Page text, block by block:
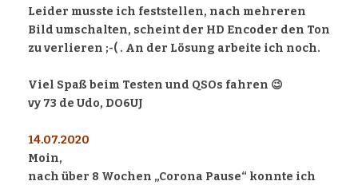
Leider musste ich feststellen, nach mehreren
Bild umschalten, scheint der HD Encoder den Ton
zu verlieren ;-( . An der Lösung arbeite ich noch.
Viel Spaß beim Testen und QSOs fahren 😉
vy 73 de Udo, DO6UJ
14.07.2020
Moin,
nach über 8 Wochen „Corona Pause“ konnte ich